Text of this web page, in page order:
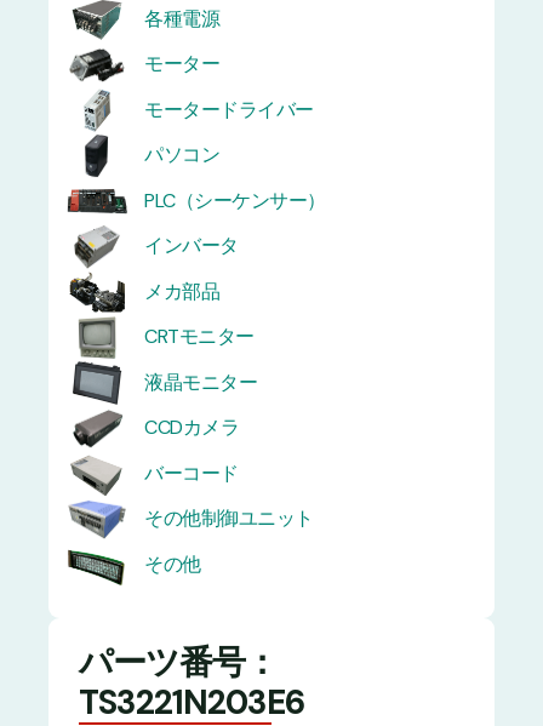
各種電源
モーター
モータードライバー
パソコン
PLC（シーケンサー）
インバータ
メカ部品
CRTモニター
液晶モニター
CCDカメラ
バーコード
その他制御ユニット
その他
パーツ番号：
TS3221N203E6